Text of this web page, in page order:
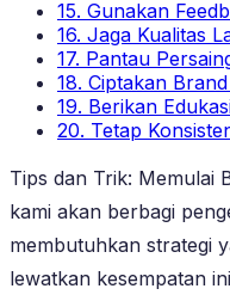
15. Gunakan
16. Jaga Kualitas
17. Pantau
18. Ciptakan
19. Berikan
20. Tetap
Tips dan Trik: Memulai
kami akan berbagi
membutuhkan strategi
lewatkan kesempatan